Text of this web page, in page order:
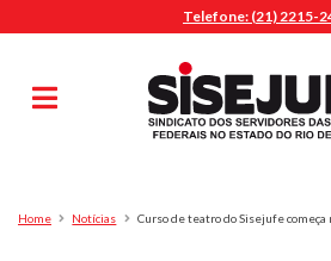
Telefone: (21) 2215-
Pesquisa
Home Notícias Curso de teatro do Sisejufe
MENU
Sindicalize-se